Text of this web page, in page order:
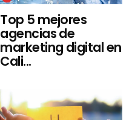
Top 5 mejores
agencias de
marketing digital en
Cali...